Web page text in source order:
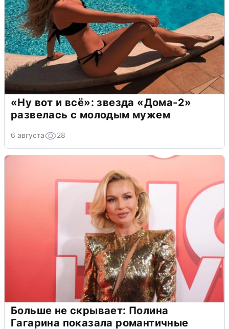
«Ну вот и всё»: звезда «Дома-2»
развелась с молодым мужем
6 августа 28
Больше не скрывает: Полина
Гагарина показала романтичные